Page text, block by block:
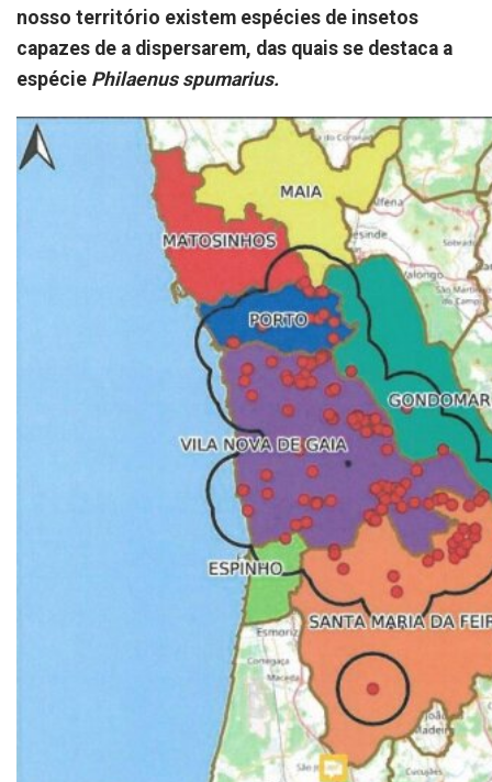
nosso território existem espécies de insetos
capazes de a dispersarem, das quais se destaca a
espécie Philaenus spumarius.